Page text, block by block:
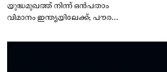
യുദ്ധമുഖത്ത് നിന്ന് ഒൻപതാം
വിമാനം ഇന്ത്യയിലേക്ക്; പൗരന്മാർ
– കേന്ദ്രം